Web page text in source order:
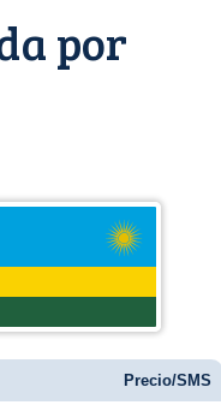
por
Precio/SMS